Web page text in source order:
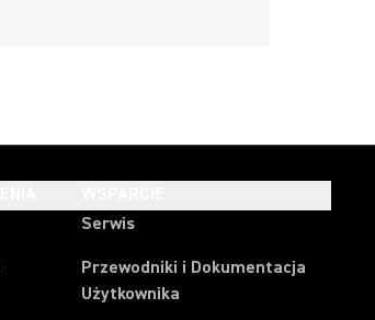
Serwis
Przewodniki i Dokumentacja
Użytkownika